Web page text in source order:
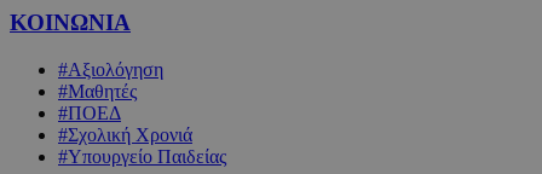
ΚΟΙΝΩΝΙΑ
#Αξιολόγηση
#Μαθητές
#ΠΟΕΔ
#Σχολική Χρονιά
#Υπουργείο Παιδείας